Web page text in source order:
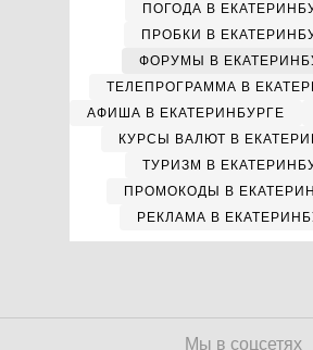
ПОГОДА В
ПРОБКИ В
ФОРУМЫ В
ТЕЛЕПРОГРАММА В
АФИША В ЕКАТЕРИНБУРГЕ
КУРСЫ ВАЛЮТ В
ТУРИЗМ В
ПРОМОКОДЫ В
РЕКЛАМА В
Мы в соцсетях